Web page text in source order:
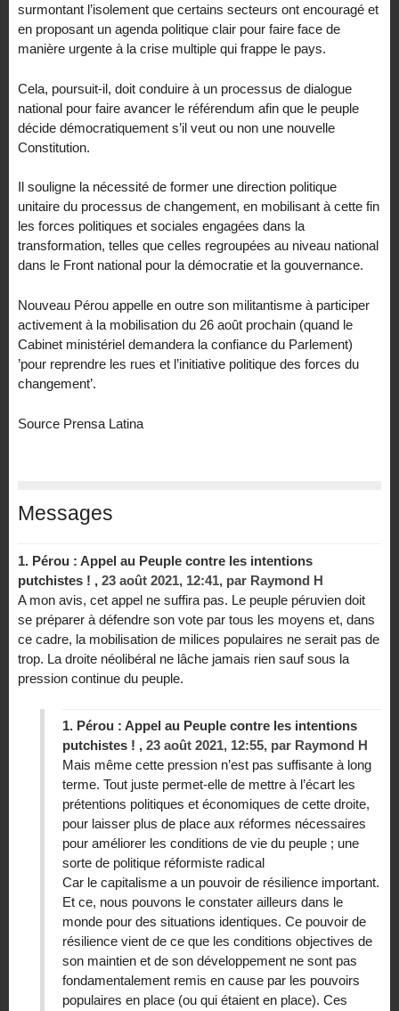
surmontant l’isolement que certains secteurs ont encouragé et
en proposant un agenda politique clair pour faire face de
manière urgente à la crise multiple qui frappe le pays.
Cela, poursuit-il, doit conduire à un processus de dialogue
national pour faire avancer le référendum afin que le peuple
décide démocratiquement s’il veut ou non une nouvelle
Constitution.
Il souligne la nécessité de former une direction politique
unitaire du processus de changement, en mobilisant à cette fin
les forces politiques et sociales engagées dans la
transformation, telles que celles regroupées au niveau national
dans le Front national pour la démocratie et la gouvernance.
Nouveau Pérou appelle en outre son militantisme à participer
activement à la mobilisation du 26 août prochain (quand le
Cabinet ministériel demandera la confiance du Parlement)
’pour reprendre les rues et l’initiative politique des forces du
changement’.
Source Prensa Latina
Messages
1. Pérou : Appel au Peuple contre les intentions
putchistes ! , 23 août 2021, 12:41, par Raymond H
A mon avis, cet appel ne suffira pas. Le peuple péruvien doit
se préparer à défendre son vote par tous les moyens et, dans
ce cadre, la mobilisation de milices populaires ne serait pas de
trop. La droite néolibéral ne lâche jamais rien sauf sous la
pression continue du peuple.
1. Pérou : Appel au Peuple contre les intentions
putchistes ! , 23 août 2021, 12:55, par Raymond H
Mais même cette pression n’est pas suffisante à long
terme. Tout juste permet-elle de mettre à l’écart les
prétentions politiques et économiques de cette droite,
pour laisser plus de place aux réformes nécessaires
pour améliorer les conditions de vie du peuple ; une
sorte de politique réformiste radical
Car le capitalisme a un pouvoir de résilience important.
Et ce, nous pouvons le constater ailleurs dans le
monde pour des situations identiques. Ce pouvoir de
résilience vient de ce que les conditions objectives de
son maintien et de son développement ne sont pas
fondamentalement remis en cause par les pouvoirs
populaires en place (ou qui étaient en place). Ces